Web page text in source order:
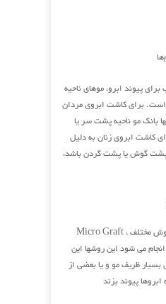
پیوند ابرو، موهای ناحیه
برای کاشت ابروی مردان
بانک مو ناحیه پشت سر یا
ابروی زنان به دلیل
پشت گوش یا پشت گردن باشد،
کاشت ابرو به چندین روش مختلف Micro Graft ،
Micro Fut ،Micro Fit انجام می شود این روشها این
بسیار ظریف مو و یا بعضی از
پیوند بزند